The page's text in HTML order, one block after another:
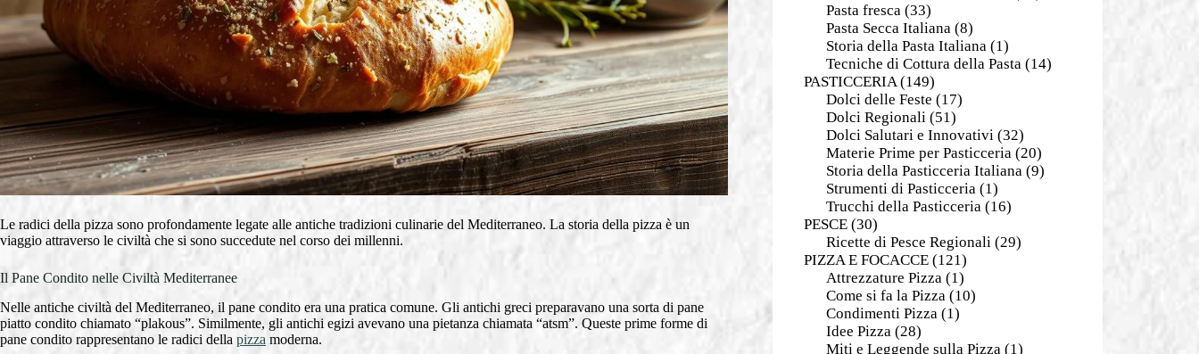
Le radici della pizza sono profondamente legate alle antiche tradizioni culinarie del Mediterraneo. La storia della pizza è un
viaggio attraverso le civiltà che si sono succedute nel corso dei millenni.
Il Pane Condito nelle Civiltà Mediterranee
Nelle antiche civiltà del Mediterraneo, il pane condito era una pratica comune. Gli antichi greci preparavano una sorta di pane
piatto condito chiamato “plakous”. Similmente, gli antichi egizi avevano una pietanza chiamata “atsm”. Queste prime forme di
pane condito rappresentano le radici della pizza moderna.
Pasta fresca (33)
Pasta Secca Italiana (8)
Storia della Pasta Italiana (1)
Tecniche di Cottura della Pasta (14)
PASTICCERIA(149)
Dolci delle Feste (17)
Dolci Regionali (51)
Dolci Salutari e Innovativi (32)
Materie Prime per Pasticceria (20)
Storia della Pasticceria Italiana (9)
Strumenti di Pasticceria (1)
Trucchi della Pasticceria (16)
PESCE(30)
Ricette di Pesce Regionali (29)
PIZZA E FOCACCE(121)
Attrezzature Pizza (1)
Come si fa la Pizza (10)
Condimenti Pizza (1)
Idee Pizza (28)
Miti e Leggende sulla Pizza (1)